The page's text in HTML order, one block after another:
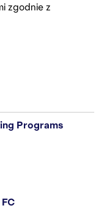
zgodnie z
Programs